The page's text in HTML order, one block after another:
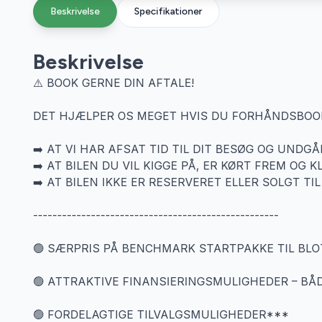
Specifikationer
Beskrivelse
Beskrivelse
⚠️ BOOK GERNE DIN AFTALE!
DET HJÆLPER OS MEGET HVIS DU
➡️ AT VI HAR AFSAT TID TIL DIT BESØG OG
➡️ AT BILEN DU VIL KIGGE PÅ, ER KØRT FREM OG
➡️ AT BILEN IKKE ER RESERVERET ELLER SOLGT
---------------------------------------------------
🟢 SÆRPRIS PÅ BENCHMARK STARTPAKKE TIL
🟢 ATTRAKTIVE FINANSIERINGSMULIGHEDER –
🟢 FORDELAGTIGE TILVALGSMULIGHEDER***